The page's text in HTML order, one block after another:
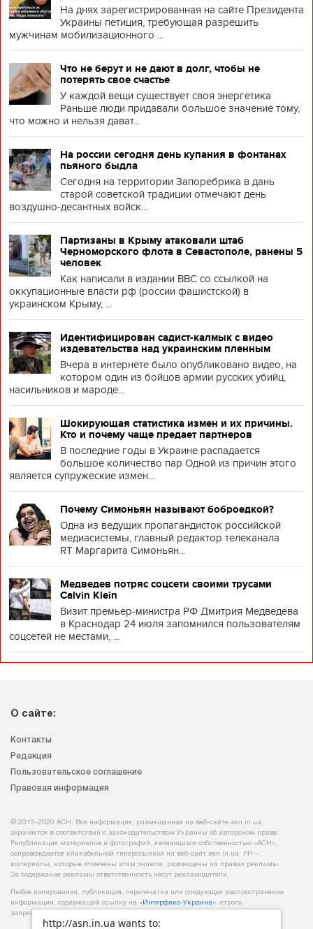
http://asn.in.ua wants to:
На днях зарегистрированная на сайте Президента
Украины петиция, требующая разрешить
мужчинам мобилизационного ...
Что не берут и не дают в долг, чтобы не
потерять свое счастье
У каждой вещи существует своя энергетика
Раньше люди придавали большое значение тому,
что можно и нельзя дават...
На россии сегодня день купания в фонтанах
пьяного быдла
Сегодня на территории Запоребрика в дань
старой советской традиции отмечают день
воздушно-десантных войск...
Партизаны в Крыму атаковали штаб
Черноморского флота в Севастополе, ранены 5
человек
Как написали в издании BBC со ссылкой на
оккупационные власти рф (россии фашистской) в
украинском Крыму, ...
Идентифицирован садист-калмык с видео
издевательства над украинским пленным
Вчера в интернете было опубликовано видео, на
котором один из бойцов армии русских убийц,
насильников и мароде...
Шокирующая статистика измен и их причины.
Кто и почему чаще предает партнеров
В последние годы в Украине распадается
большое количество пар Одной из причин этого
является супружеские измен...
Почему Симоньян называют боброедкой?
Одна из ведущих пропагандисток российской
медиасистемы, главный редактор телеканала
RT Маргарита Симоньян...
Медведев потряс соцсети своими трусами
Calvin Klein
Визит премьер-министра РФ Дмитрия Медведева
в Краснодар 24 июля запомнился пользователям
соцсетей не местами, ...
О сайте:
Контакты
Редакция
Пользовательское соглашение
Правовая информация
© 2015-2020 АСН. Вся информация, размещенная на веб-сайте asn.in.ua,
охраняется в соответствии с законодательством Украины об авторском праве.
Републикация материалов и фотографий, являющихся собственностью «АСН»,
сопровождается кликабельной гиперссылкой на веб-сайт asn.іn.ua. PR –
материалы, которые отмечены этим знаком, размещены на правах рекламы.
За содержание рекламы ответственность несут рекламодатели.
Любое копирование, публикация, перепечатка или следующее распространение
информации, содержащей ссылку на «Интерфакс-Украина», строго
запрещается.